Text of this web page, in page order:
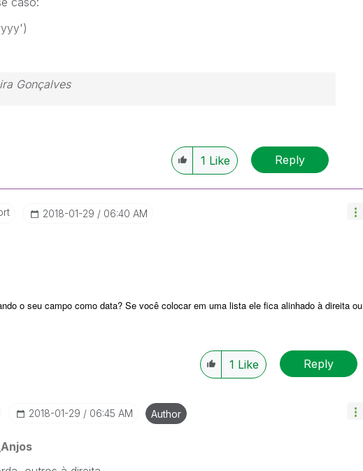
Gonçalves
1 Like Reply
‎2018-01-29 06:40 AM
o seu campo como data? Se você colocar em uma lista ele fica alinhado à direita ou
1 Like Reply
‎2018-01-29 06:45 AM Author